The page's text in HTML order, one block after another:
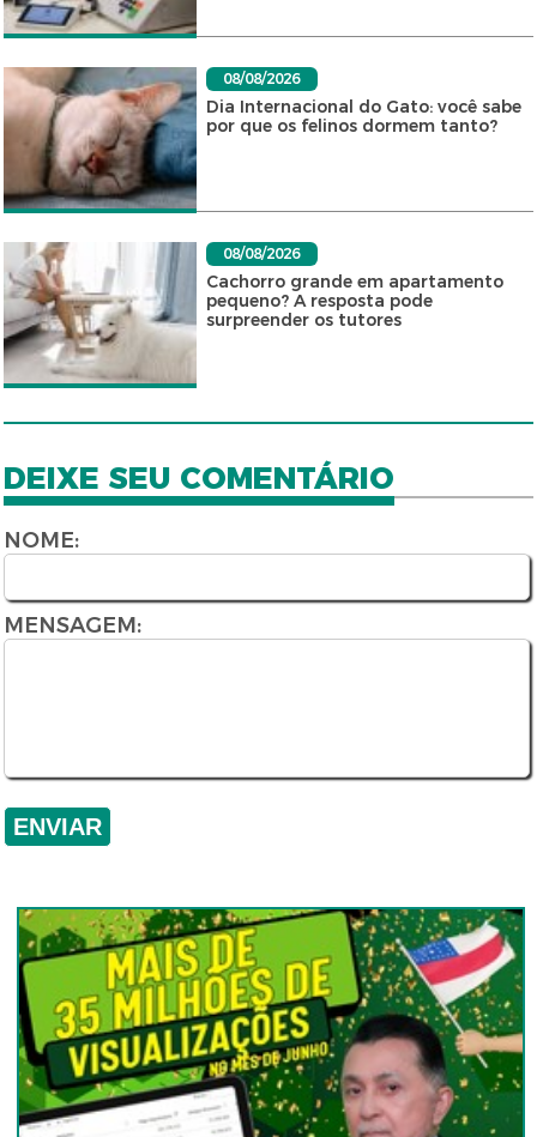
08/08/2026
Dia Internacional do Gato: você sabe
por que os felinos dormem tanto?
08/08/2026
Cachorro grande em apartamento
pequeno? A resposta pode
surpreender os tutores
DEIXE SEU COMENTÁRIO
NOME:
MENSAGEM: